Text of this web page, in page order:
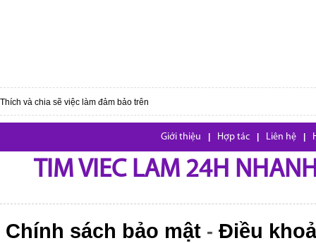
Thích và chia sẽ việc làm đảm bảo trên
Giới thiệu Hợp tác Liên hệ
TIM VIEC LAM 24H
Chính sách bảo mật - Điều